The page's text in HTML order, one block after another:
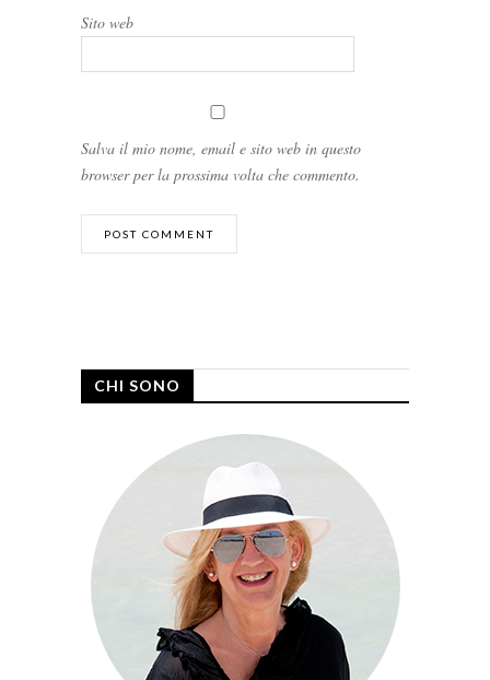
Sito web
Salva il mio nome, email e sito web in questo
browser per la prossima volta che commento.
CHI SONO